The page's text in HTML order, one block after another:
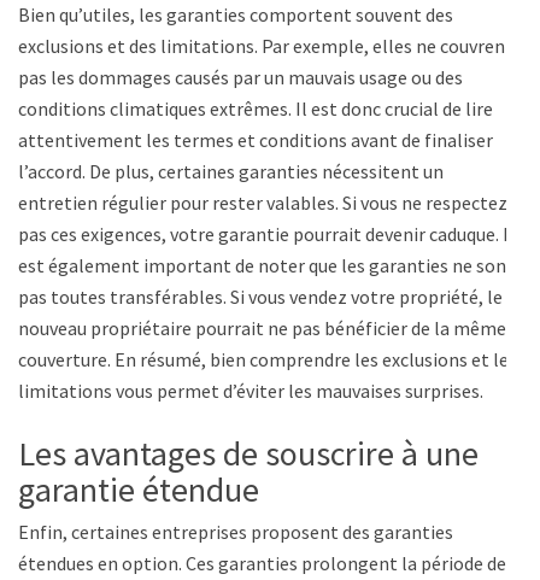
Bien qu’utiles, les garanties comportent souvent des
exclusions et des limitations. Par exemple, elles ne couvrent
pas les dommages causés par un mauvais usage ou des
conditions climatiques extrêmes. Il est donc crucial de lire
attentivement les termes et conditions avant de finaliser
l’accord. De plus, certaines garanties nécessitent un
entretien régulier pour rester valables. Si vous ne respectez
pas ces exigences, votre garantie pourrait devenir caduque. Il
est également important de noter que les garanties ne sont
pas toutes transférables. Si vous vendez votre propriété, le
nouveau propriétaire pourrait ne pas bénéficier de la même
couverture. En résumé, bien comprendre les exclusions et les
limitations vous permet d’éviter les mauvaises surprises.
Les avantages de souscrire à une
garantie étendue
Enfin, certaines entreprises proposent des garanties
étendues en option. Ces garanties prolongent la période de